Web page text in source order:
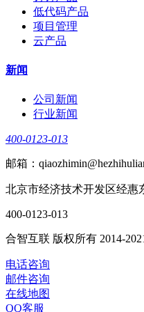
低代码产品
项目管理
云产品
新闻
公司新闻
行业新闻
400-0123-013
邮箱：
北京市经济技术开发区经惠
400-0123-013
合智互联 版权所有 2014-
电话咨询
邮件咨询
在线地图
QQ客服